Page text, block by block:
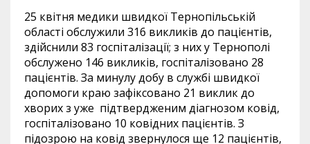
25 квітня медики швидкої Тернопільській
області обслужили 316 викликів до пацієнтів,
здійснили 83 госпіталізації; з них у Тернополі
обслужено 146 викликів, госпіталізовано 28
пацієнтів. За минулу добу в службі швидкої
допомоги краю зафіксовано 21 виклик до
хворих з уже підтвердженим діагнозом ковід,
госпіталізовано 10 ковідних пацієнтів. З
підозрою на ковід звернулося ще 12 пацієнтів,